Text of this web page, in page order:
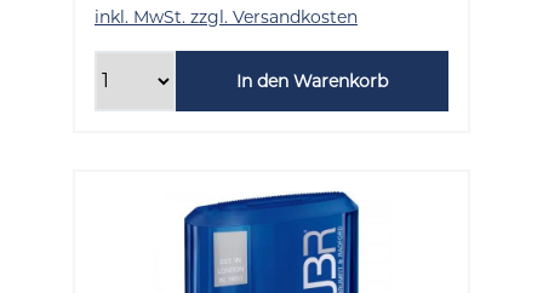
inkl. MwSt. zzgl. Versandkosten
In den Warenkorb